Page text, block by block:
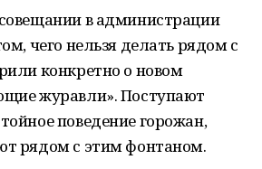
в администрации
чего нельзя делать рядом с
конкретно о новом
журавли». Поступают
поведение горожан,
рядом с этим фонтаном.